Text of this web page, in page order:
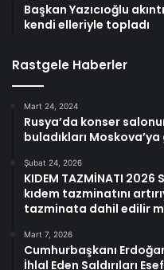
Başkan Yazıcıoğlu
kendi elleriyle topladı
Rastgele Haberler
Mart 24, 2024
Rusya’da konser
buladıkları
Şubat 24, 2026
KIDEM TAZMİNATI 2026
kıdem tazminatını
tazminata dahil edilir
Mart 7, 2026
Cumhurbaşkanı
İhlal Eden Saldırıları